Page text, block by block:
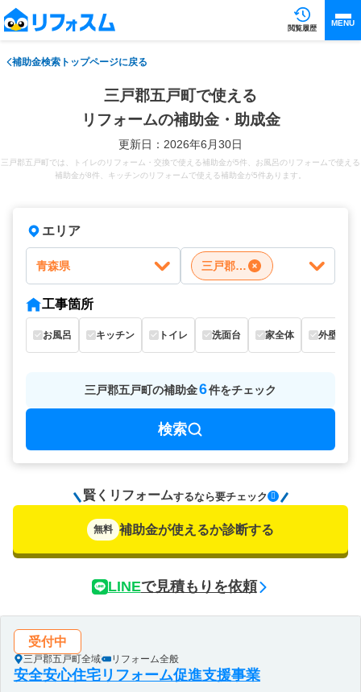
閲覧履歴
MENU
補助金検索トップページに戻る
三戸郡五戸町で使える
リフォームの補助金・助成金
更新日：2026年6月30日
三戸郡五戸町では、トイレのリフォーム・交換で使える補助金が5件、お風呂のリフォームで使える
補助金が8件、キッチンのリフォームで使える補助金が5件あります。
エリア
青森県 三戸郡五戸町
工事箇所
お風呂 キッチン トイレ 洗面台 家全体 外壁
三戸郡五戸町の補助金6件をチェック
検索
賢くリフォームするなら要チェック
無料 補助金が使えるか診断する
LINEで見積もりを依頼
受付中
三戸郡五戸町全域 リフォーム全般
安全安心住宅リフォーム促進支援事業